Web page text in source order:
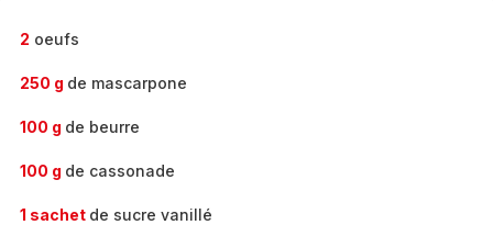
2 oeufs
250 g de mascarpone
100 g de beurre
100 g de cassonade
1 sachet de sucre vanillé